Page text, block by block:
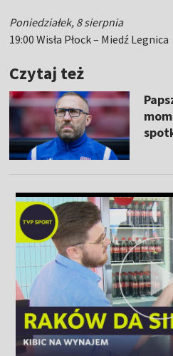
Poniedziałek, 8 sierpnia
19:00 Wisła Płock – Miedź Legnica
Czytaj też